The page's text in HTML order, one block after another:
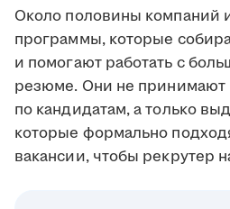
Около половины компаний
программы, которые
и помогают работать с
резюме. Они не
по кандидатам, а только
которые формально
вакансии, чтобы рекрутер